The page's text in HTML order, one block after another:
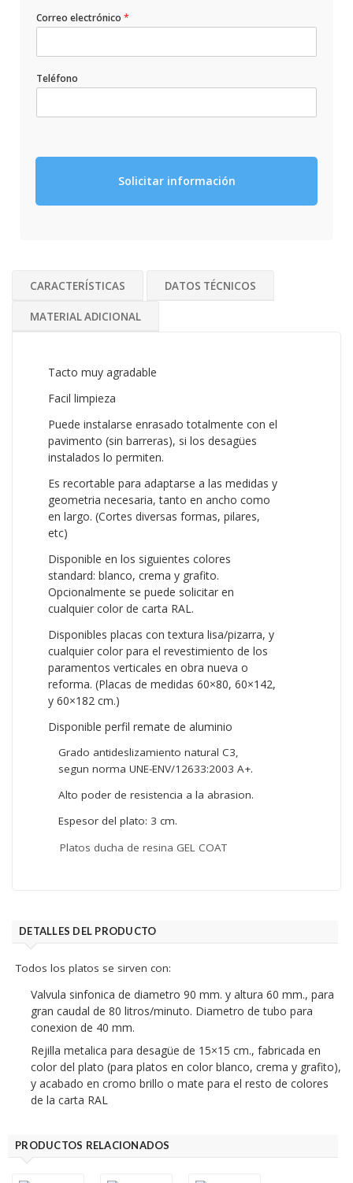
Correo electrónico *
Teléfono
Solicitar información
CARACTERÍSTICAS DATOS TÉCNICOS
MATERIAL ADICIONAL
Tacto muy agradable
Facil limpieza
Puede instalarse enrasado totalmente con el
pavimento (sin barreras), si los desagües
instalados lo permiten.
Es recortable para adaptarse a las medidas y
geometria necesaria, tanto en ancho como
en largo. (Cortes diversas formas, pilares,
etc)
Disponible en los siguientes colores
standard: blanco, crema y grafito.
Opcionalmente se puede solicitar en
cualquier color de carta RAL.
Disponibles placas con textura lisa/pizarra, y
cualquier color para el revestimiento de los
paramentos verticales en obra nueva o
reforma. (Placas de medidas 60×80, 60×142,
y 60×182 cm.)
Disponible perfil remate de aluminio
Grado antideslizamiento natural C3,
segun norma UNE-ENV/12633:2003 A+.
Alto poder de resistencia a la abrasion.
Espesor del plato: 3 cm.
Platos ducha de resina GEL COAT
DETALLES DEL PRODUCTO
Todos los platos se sirven con:
Valvula sinfonica de diametro 90 mm. y altura 60 mm., para
gran caudal de 80 litros/minuto. Diametro de tubo para
conexion de 40 mm.
Rejilla metalica para desagüe de 15×15 cm., fabricada en
color del plato (para platos en color blanco, crema y grafito),
y acabado en cromo brillo o mate para el resto de colores
de la carta RAL
PRODUCTOS RELACIONADOS